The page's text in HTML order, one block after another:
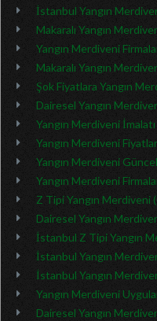
İstanbul Yangın
Makaralı Yangın
Yangın Merdiveni
Makaralı Yangın
Şok Fiyatlara Yangın
Dairesel Yangın
Yangın Merdiveni
Yangın Merdiveni
Yangın Merdiveni
Yangın Merdiveni
Z Tipi Yangın Merdiveni
Dairesel Yangın
İstanbul Z Tipi Yangın
İstanbul Yangın
İstanbul Yangın
Yangın Merdiveni
Dairesel Yangın